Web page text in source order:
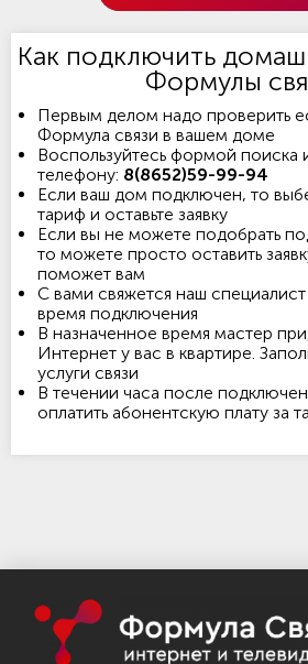
Как подключить
Формулы
Первым делом надо проверить
Формула связи в вашем доме
Воспользуйтесь формой поиска
телефону: 8(8652)59-99-94
Если ваш дом подключен, то
тариф и оставьте заявку
Если вы не можете подобрать
то можете просто оставить
поможет вам
С вами свяжется наш специалист
время подключения
В назначенное время мастер
Интернет у вас в квартире.
услуги связи
В течении часа после
оплатить абонентскую плату за